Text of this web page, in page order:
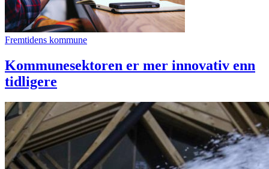
Fremtidens kommune
Kommunesektoren er mer innovativ enn
tidligere